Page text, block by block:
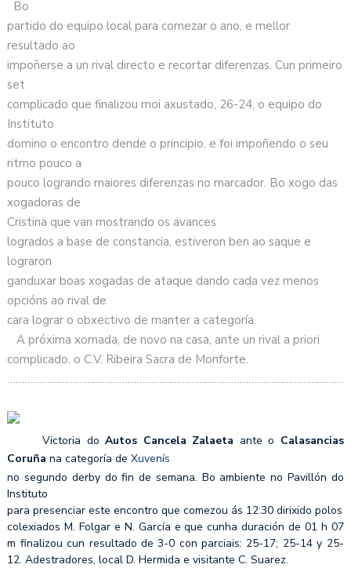
Bo
partido do equipo local para comezar o ano, e mellor
resultado ao
impoñerse a un rival directo e recortar diferenzas. Cun primeiro
set
complicado que finalizou moi axustado, 26-24, o equipo do
Instituto
domino o encontro dende o principio, e foi impoñendo o seu
ritmo pouco a
pouco logrando maiores diferenzas no marcador. Bo xogo das
xogadoras de
Cristina que van mostrando os avances
logrados a base de constancia, estiveron ben ao saque e
lograron
ganduxar boas xogadas de ataque dando cada vez menos
opcións ao rival de
cara lograr o obxectivo de manter a categoría.
A próxima xornada, de novo na casa, ante un rival a priori
complicado, o C.V. Ribeira Sacra de Monforte.
Victoria doAutos Cancela Zalaeta ante o Calasancias
Coruña na categoría deXuvenís
no segundo derby do fin de semana. Bo ambiente no Pavillón do
Instituto
para presenciar este encontro que comezou ás 12:30 dirixido polos
colexiados M. Folgar e N. García e que cunha duración de 01 h 07
m finalizou cun resultado de 3-0 con parciais: 25-17; 25-14 y 25-
12. Adestradores, local D. Hermida e visitante C. Suarez.